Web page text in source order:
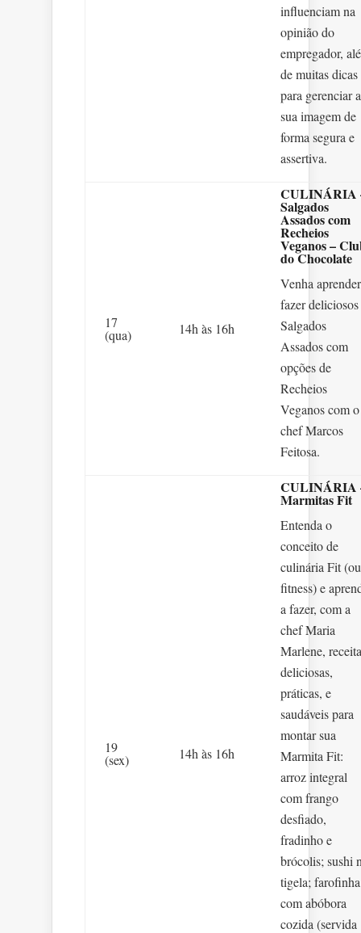
influenciam na
opinião do
empregador,
de muitas dicas
para gerenciar a
sua imagem de
forma segura e
assertiva.
17
(qua) 14h às 16h
CULINÁRIA
Salgados
Assados com
Recheios
Veganos –
do Chocolate
Venha
fazer deliciosos
Salgados
Assados com
opções de
Recheios
Veganos com o
chef Marcos
Feitosa.
19
(sex) 14h às 16h
CULINÁRIA
Marmitas Fit
Entenda o
conceito de
culinária Fit (ou
fitness) e
a fazer, com a
chef Maria
Marlene,
deliciosas,
práticas, e
saudáveis para
montar sua
Marmita Fit:
arroz integral
com frango
desfiado,
fradinho e
brócolis; sushi
tigela; farofinha
com abóbora
cozida (servida